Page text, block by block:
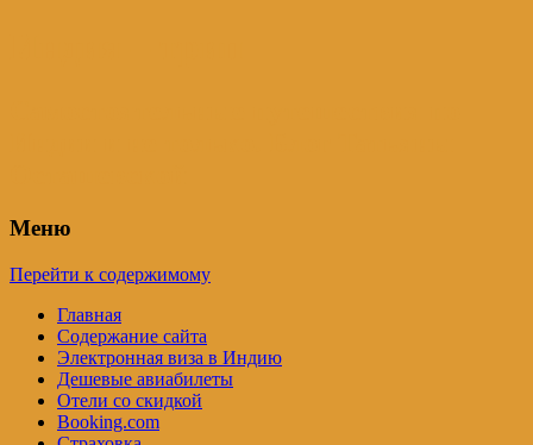
Меню
Перейти к содержимому
Главная
Содержание сайта
Электронная виза в Индию
Дешевые авиабилеты
Отели со скидкой
Booking.com